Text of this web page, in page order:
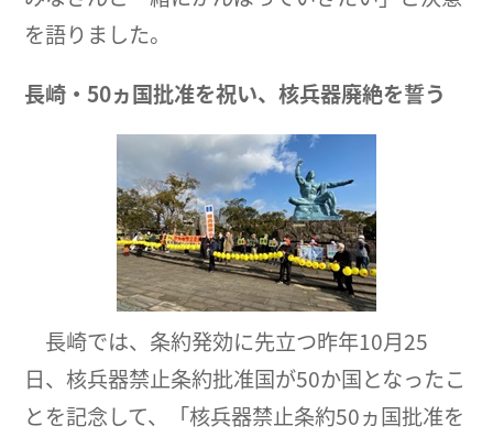
を語りました。
長崎・50ヵ国批准を祝い、核兵器廃絶を誓う
長崎では、条約発効に先立つ昨年10月25
日、核兵器禁止条約批准国が50か国となったこ
とを記念して、「核兵器禁止条約50ヵ国批准を